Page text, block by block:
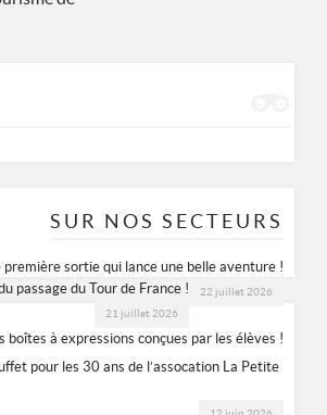
SUR NOS SECTEURS
première sortie qui lance une belle aventure !
22 juillet 2026
passage du Tour de France !
21 juillet 2026
boîtes à expressions conçues par les élèves !
pour les 30 ans de l’assocation La Petite